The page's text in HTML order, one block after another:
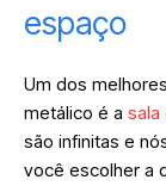
espaço
Um dos
metálico é a sala
são infinitas e
você escolher a